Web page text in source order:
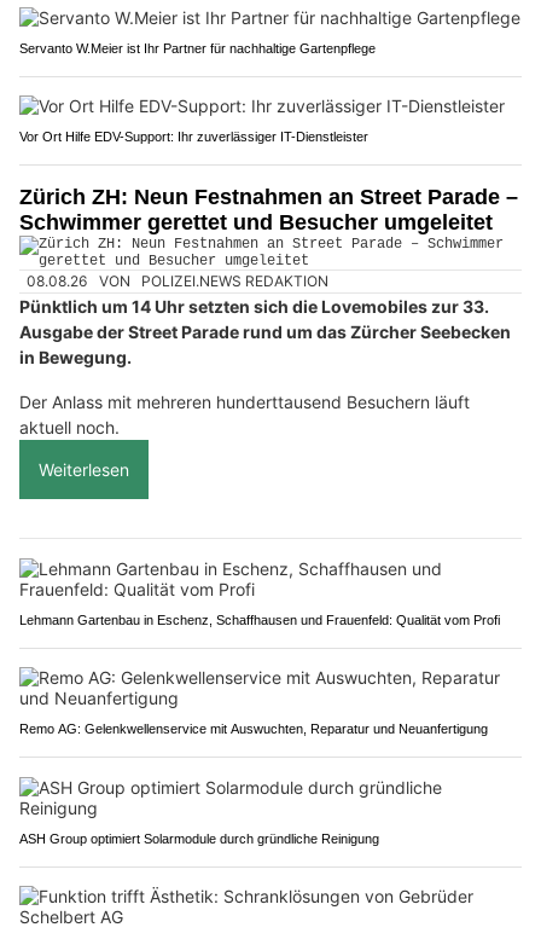
Servanto W.Meier ist Ihr Partner für nachhaltige Gartenpflege
Vor Ort Hilfe EDV-Support: Ihr zuverlässiger IT-Dienstleister
Zürich ZH: Neun Festnahmen an Street Parade –
Schwimmer gerettet und Besucher umgeleitet
08.08.26 VON POLIZEI.NEWS REDAKTION
Pünktlich um 14 Uhr setzten sich die Lovemobiles zur 33.
Ausgabe der Street Parade rund um das Zürcher Seebecken
in Bewegung.
Der Anlass mit mehreren hunderttausend Besuchern läuft
aktuell noch.
Weiterlesen
Lehmann Gartenbau in Eschenz, Schaffhausen und Frauenfeld: Qualität vom Profi
Remo AG: Gelenkwellenservice mit Auswuchten, Reparatur und Neuanfertigung
ASH Group optimiert Solarmodule durch gründliche Reinigung